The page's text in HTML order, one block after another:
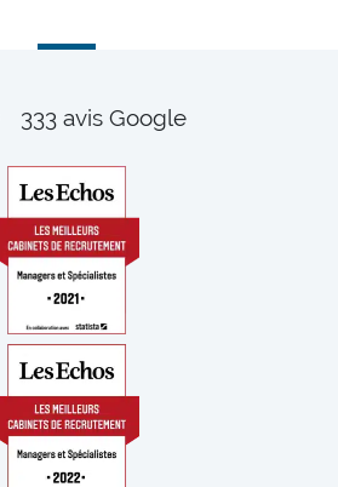
333 avis Google